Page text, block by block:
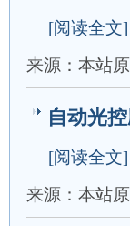
[阅读全文]
来源：本站原
自动光
[阅读全文]
来源：本站原